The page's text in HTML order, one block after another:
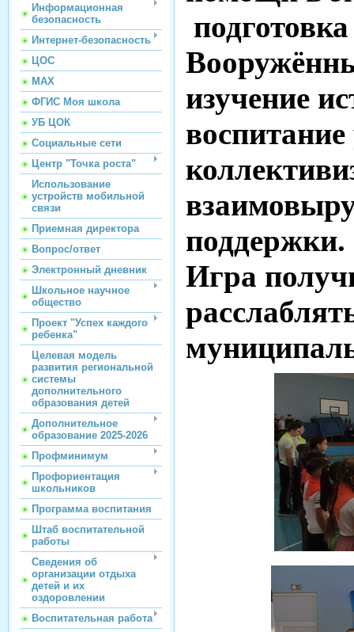
Информационная
безопасность
Интернет-безопасность
ЦОС
МАХ
ФГИС Моя школа
УБ ЦОК
Социальные сети
Центр "Точка роста"
Использование
устройств мобильной
связи
Приемная директора
Вопрос/ответ
Электронный дневник
Школьное научное
общество
Проект "Успех каждого
ребенка"
Целевая модель
развития региональной
системы
дополнительного
образования детей
Дополнительное
образование 2025-2026
Профминимум
Профориентация
школьников
Программа воспитания
Штаб воспитательной
работы
Сведения об
организации отдыха
детей и их
оздоровлении
Воспитательная работа
изучение
поддержки.
Игра